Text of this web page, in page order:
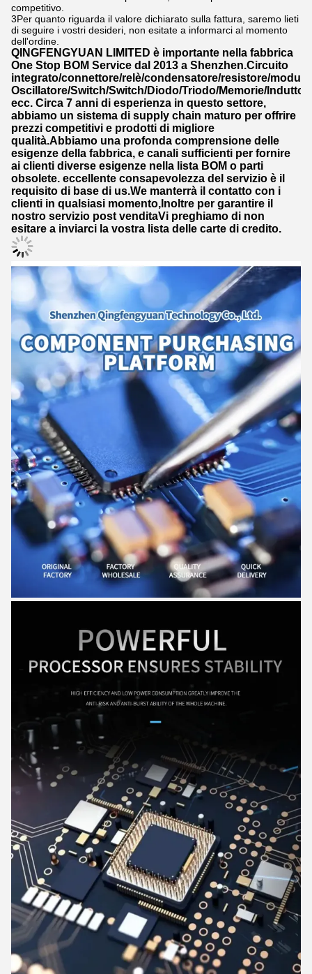
competitivo.
3Per quanto riguarda il valore dichiarato sulla fattura, saremo lieti
di seguire i vostri desideri, non esitate a informarci al momento
dell'ordine.
QINGFENGYUAN LIMITED è importante nella fabbrica
One Stop BOM Service dal 2013 a Shenzhen.Circuito
integrato/connettore/relè/condensatore/resistore/
Oscillatore/Switch/Switch/Diodo/Triodo/Memorie/
ecc. Circa 7 anni di esperienza in questo settore,
abbiamo un sistema di supply chain maturo per offrire
prezzi competitivi e prodotti di migliore
qualità.Abbiamo una profonda comprensione delle
esigenze della fabbrica, e canali sufficienti per fornire
ai clienti diverse esigenze nella lista BOM o parti
obsolete. eccellente consapevolezza del servizio è il
requisito di base di us.We manterrà il contatto con i
clienti in qualsiasi momento,Inoltre per garantire il
nostro servizio post venditaVi preghiamo di non
esitare a inviarci la vostra lista delle carte di credito.